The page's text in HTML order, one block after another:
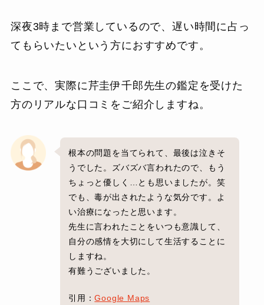
深夜3時まで営業しているので、遅い時間に占っ
てもらいたいという方におすすめです。
ここで、実際に芹圭伊千郎先生の鑑定を受けた
方のリアルな口コミをご紹介しますね。
根本の問題を当てられて、最後は泣きそ
うでした。ズバズバ言われたので、もう
ちょっと優しく…とも思いましたが。笑
でも、毒が出されたような気分です。よ
い治療になったと思います。
先生に言われたことをいつも意識して、
自分の感情を大切にして生活することに
しますね。
有難うございました。
引用：Google Maps